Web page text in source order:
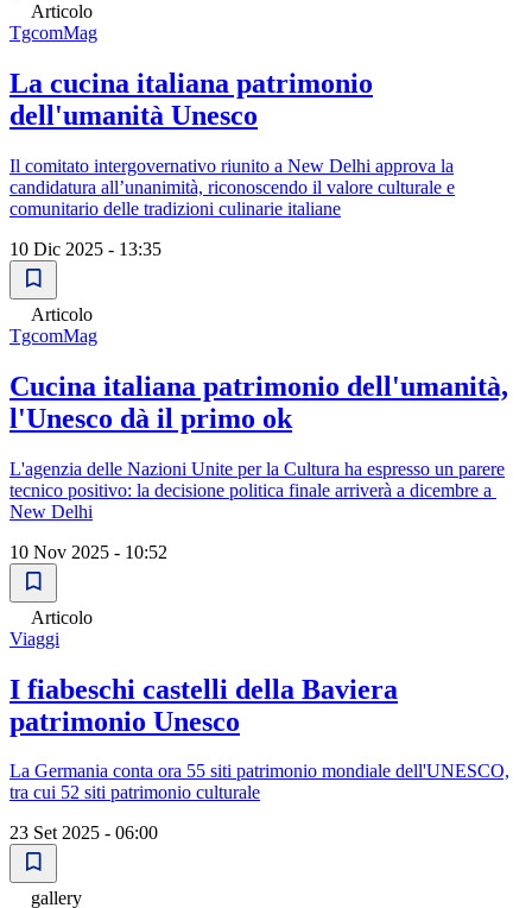
Articolo
TgcomMag
La cucina italiana patrimonio
dell'umanità Unesco
Il comitato intergovernativo riunito a New Delhi approva la
candidatura all’unanimità, riconoscendo il valore culturale e
comunitario delle tradizioni culinarie italiane
10 Dic 2025 - 13:35
Articolo
TgcomMag
Cucina italiana patrimonio dell'umanità,
l'Unesco dà il primo ok
L'agenzia delle Nazioni Unite per la Cultura ha espresso un parere
tecnico positivo: la decisione politica finale arriverà a dicembre a
New Delhi
10 Nov 2025 - 10:52
Articolo
Viaggi
I fiabeschi castelli della Baviera
patrimonio Unesco
La Germania conta ora 55 siti patrimonio mondiale dell'UNESCO,
tra cui 52 siti patrimonio culturale
23 Set 2025 - 06:00
gallery